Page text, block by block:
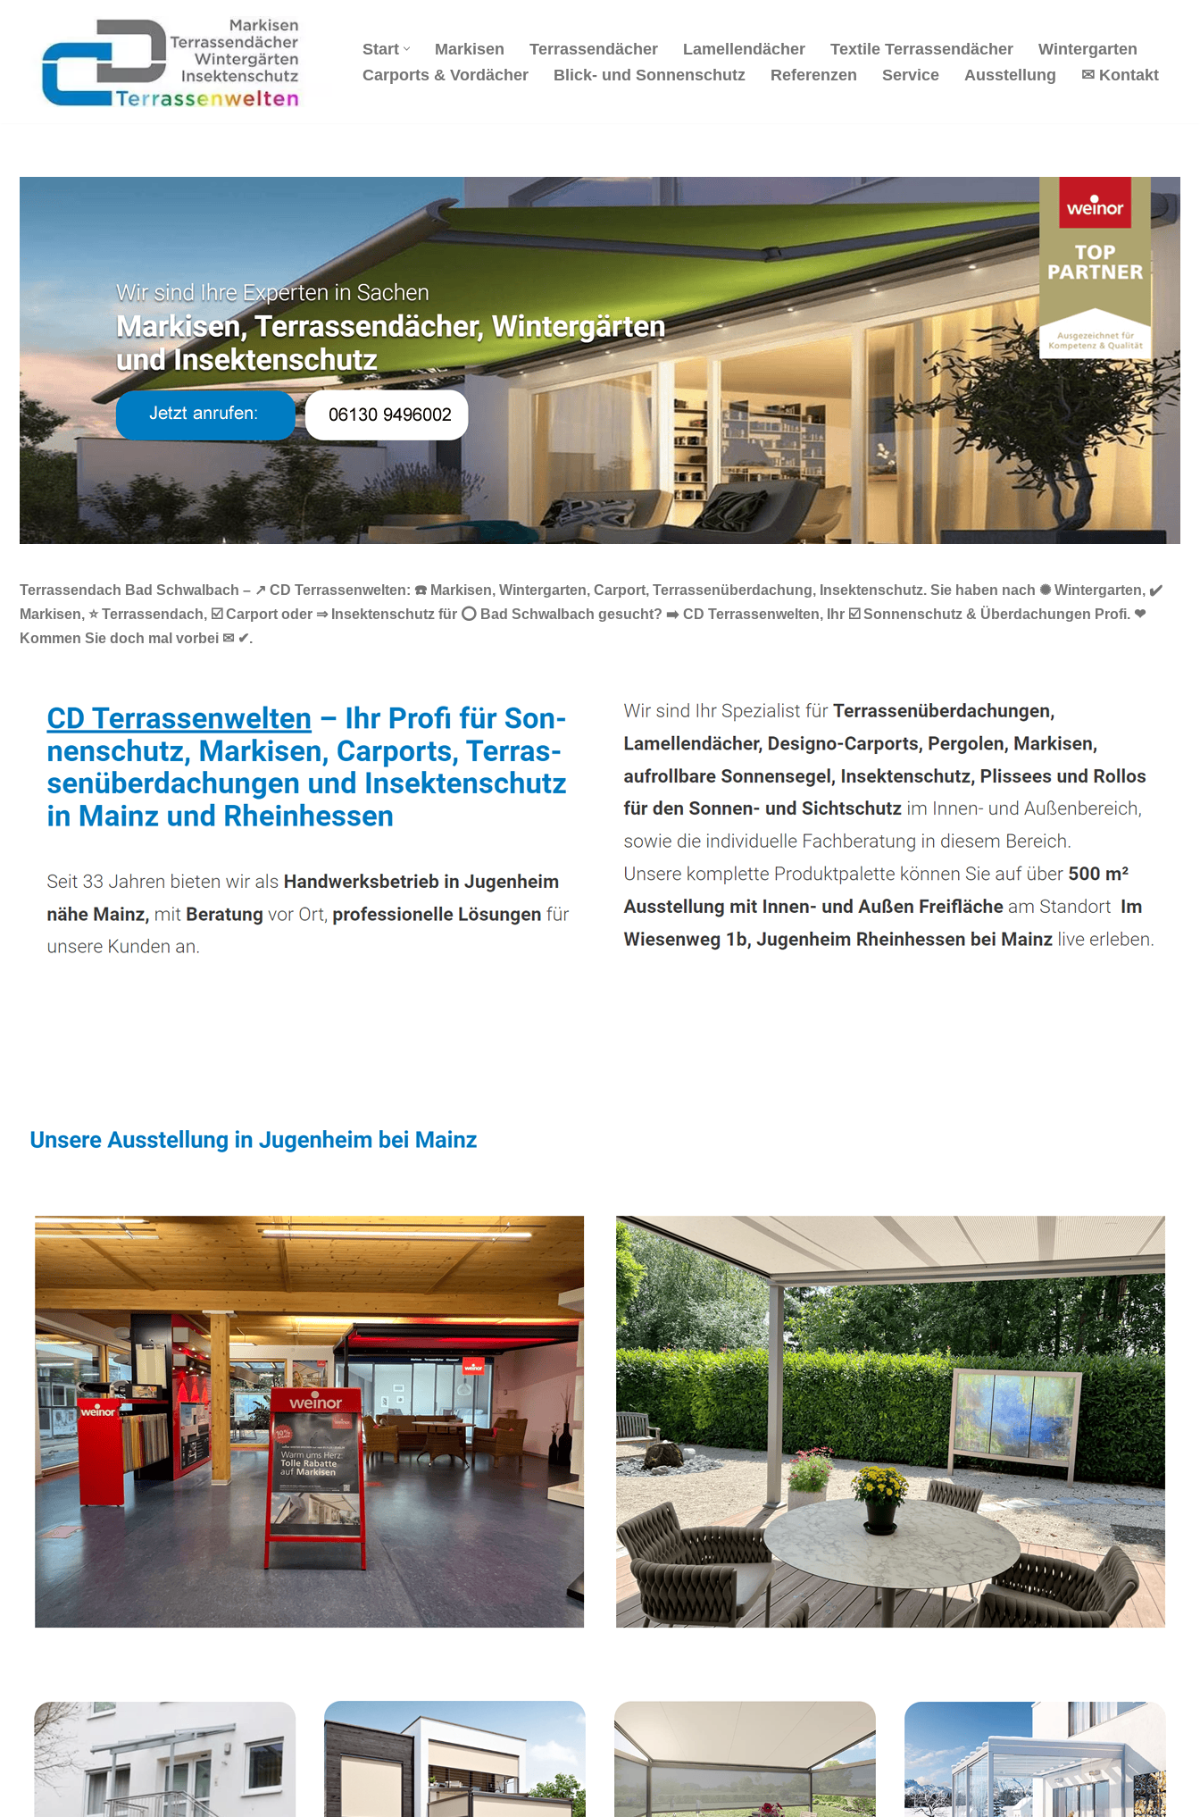
springen
Start Markisen Terrassendächer Lamellendächer Textile Terrassendächer
Wintergarten
Carports & Vordächer
Blick- und Sonnenschutz Referenzen Service Ausstellung ✉ Kontakt
Terrassendach Bad Schwalbach – ↗️ CD Terrassenwelten: ☎️ Markisen, Wintergarten, Carport, Terrassenüberdachung, Insektenschutz. Sie haben nach ✺ Wintergarten, ✔️
Markisen, ⭐ Terrassendach, ☑️ Carport oder ⇒ Insektenschutz für ⭕ Bad Schwalbach gesucht? ➡️ CD Terrassenwelten, Ihr ☑️ Sonnenschutz & Überdachungen Profi. ❤
Kommen Sie doch mal vorbei ✉ ✔.